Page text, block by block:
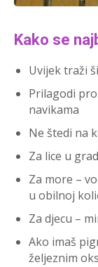
Kako se
Uvijek traži
Prilagodi
navikama
Ne štedi na
Za lice u
Za more –
u obilnoj
Za djecu –
Ako imaš
željeznim